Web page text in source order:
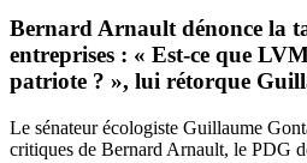
Bernard Arnault dénonce la
entreprises : « Est-ce que
patriote ? », lui rétorque
Le sénateur écologiste Guillaume
critiques de Bernard Arnault, le PDG